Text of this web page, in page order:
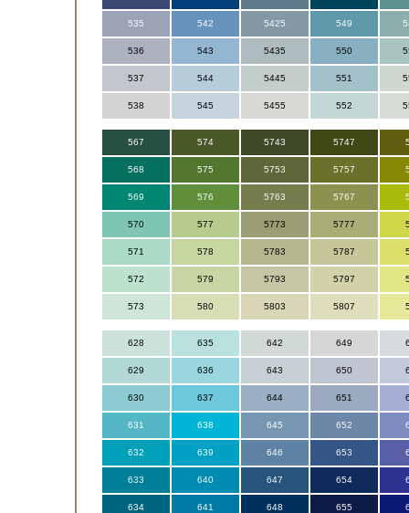
535 542 5425 549
536 543 5435 550
537 544 5445 551
538 545 5455 552
567 574 5743 5747
568 575 5753 5757
569 576 5763 5767
570 577 5773 5777
571 578 5783 5787
572 579 5793 5797
573 580 5803 5807
628 635 642 649
629 636 643 650
630 637 644 651
631 638 645 652
632 639 646 653
633 640 647 654
634 641 648 655